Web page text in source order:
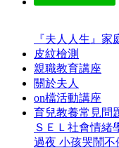
『夫人人生』家
皮紋檢測
親職教育講座
關於夫人
on檔活動講座
育兒教養常見問
ＳＥＬ社會情緒
過夜 小孩哭鬧不